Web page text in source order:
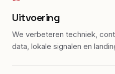
Uitvoering
We verbeteren techniek,
data, lokale signalen en